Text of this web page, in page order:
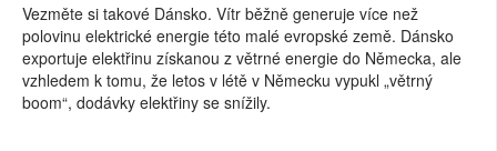
Vezměte si takové Dánsko. Vítr běžně generuje více než
polovinu elektrické energie této malé evropské země. Dánsko
exportuje elektřinu získanou z větrné energie do Německa, ale
vzhledem k tomu, že letos v létě v Německu vypukl „větrný
boom“, dodávky elektřiny se snížily.